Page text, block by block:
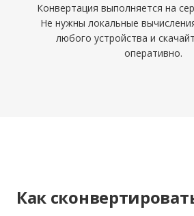
Конвертация выполняется на
Не нужны локальные
любого устройства и
оперативно.
Как